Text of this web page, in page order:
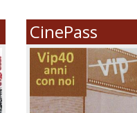
CinePass